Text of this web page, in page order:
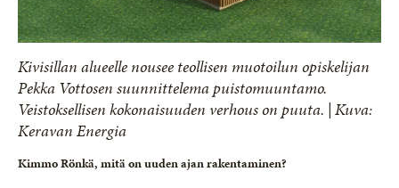
Kivisillan alueelle nousee teollisen muotoilun opiskelijan
Pekka Vottosen suunnittelema puistomuuntamo.
Veistoksellisen kokonaisuuden verhous on puuta. | Kuva:
Keravan Energia
Kimmo Rönkä, mitä on uuden ajan rakentaminen?